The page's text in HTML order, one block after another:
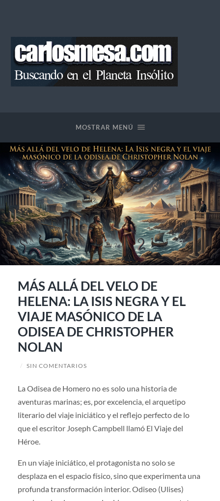
MOSTRAR MENÚ
MÁS ALLÁ DEL VELO DE
HELENA: LA ISIS NEGRA Y EL
VIAJE MASÓNICO DE LA
ODISEA DE CHRISTOPHER
NOLAN
/ SIN COMENTARIOS
La Odisea de Homero no es solo una historia de
aventuras marinas; es, por excelencia, el arquetipo
literario del viaje iniciático y el reflejo perfecto de lo
que el escritor Joseph Campbell llamó El Viaje del
Héroe.
En un viaje iniciático, el protagonista no solo se
desplaza en el espacio físico, sino que experimenta una
profunda transformación interior. Odiseo (Ulises)